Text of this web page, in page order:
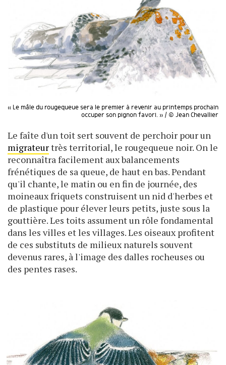
« Le mâle du rougequeue sera le premier à revenir au printemps prochain
occuper son pignon favori. » / © Jean Chevallier
Le faîte d'un toit sert souvent de perchoir pour un
migrateurtrès territorial, le rougequeue noir. On le
reconnaîtra facilement aux balancements
frénétiques de sa queue, de haut en bas. Pendant
qu'il chante, le matin ou en fin de journée, des
moineaux friquets construisent un nid d'herbes et
de plastique pour élever leurs petits, juste sous la
gouttière. Les toits assument un rôle fondamental
dans les villes et les villages. Les oiseaux profitent
de ces substituts de milieux naturels souvent
devenus rares, à l'image des dalles rocheuses ou
des pentes rases.